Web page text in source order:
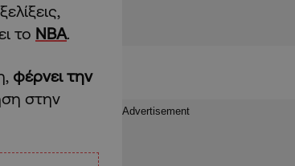
το NBA.
φέρνει την
στην